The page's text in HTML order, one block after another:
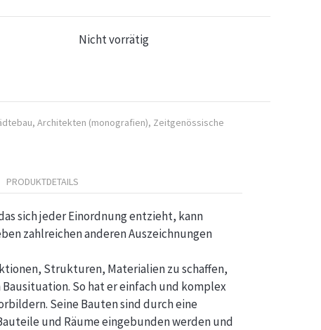
Nicht vorrätig
, Architekten (monografien), Zeitgenössische
PRODUKTDETAILS
sich jeder Einordnung entzieht, kann
zahlreichen anderen Auszeichnungen
Strukturen, Materialien zu schaffen,
So hat er einfach und komplex
Seine Bauten sind durch eine
und Räume eingebunden werden und